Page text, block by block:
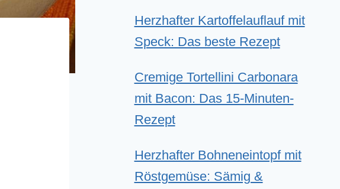
Herzhafter Kartoffelauflauf mit
Speck: Das beste Rezept
Cremige Tortellini Carbonara
mit Bacon: Das 15-Minuten-
Rezept
Herzhafter Bohneneintopf mit
Röstgemüse: Sämig &